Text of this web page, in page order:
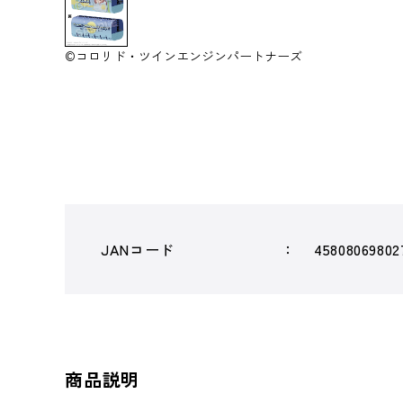
©コロリド・ツインエンジンパートナーズ
JANコード
商品説明